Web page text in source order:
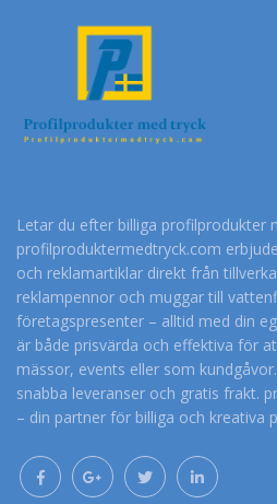
Letar du efter billiga profilprodukter
profilproduktermedtryck.com
och reklamartiklar direkt från
reklampennor och muggar till
företagspresenter – alltid med din
är både prisvärda och effektiva för
mässor, events eller som
snabba leveranser och gratis frakt.
– din partner för billiga och kreativa